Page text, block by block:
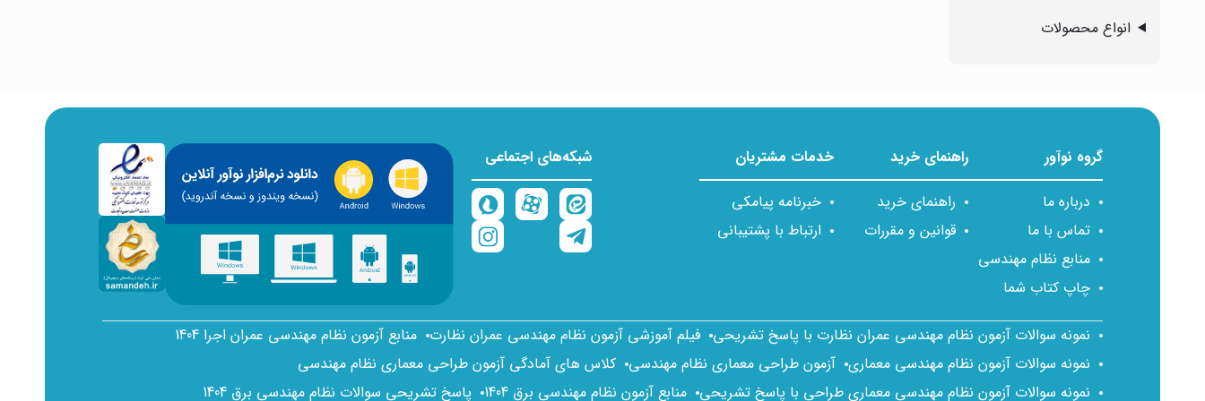
انواع محصولات
گروه نوآور
درباره ما
تماس با ما
منابع نظام مهندسی
چاپ کتاب شما
راهنمای خرید
راهنمای خرید
قوانین و مقررات
خدمات مشتریان
خبرنامه پیامکی
ارتباط با پشتیبانی
شبکه‌های اجتماعی
نمونه سوالات آزمون نظام مهندسی عمران نظارت با پاسخ تشریحی فیلم آموزشی آزمون نظام مهندسی عمران نظارت منابع آزمون نظام مهندسی عمران اجرا 1404
نمونه سوالات آزمون نظام مهندسی معماری آزمون طراحی معماری نظام مهندسی کلاس های آمادگی آزمون طراحی معماری نظام مهندسی
نمونه سوالات آزمون نظام مهندسی معماری طراحی با پاسخ تشریحی منابع آزمون نظام مهندسی برق 1404 پاسخ تشریحی سوالات نظام مهندسی برق 1404